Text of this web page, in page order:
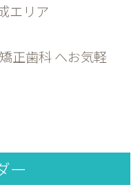
エリア
正歯科 へお気軽
ー